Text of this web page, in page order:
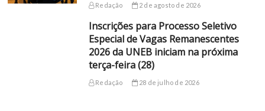
Redação 2 de agosto de 2026
Inscrições para Processo Seletivo
Especial de Vagas Remanescentes
2026 da UNEB iniciam na próxima
terça-feira (28)
Redação 28 de julho de 2026